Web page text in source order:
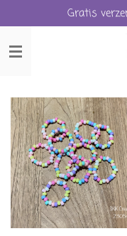
direct
naar
de
Gratis